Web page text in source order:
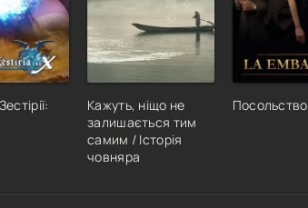
Кажуть, ніщо не
залишається тим
самим / Історія
човняра
Посольство